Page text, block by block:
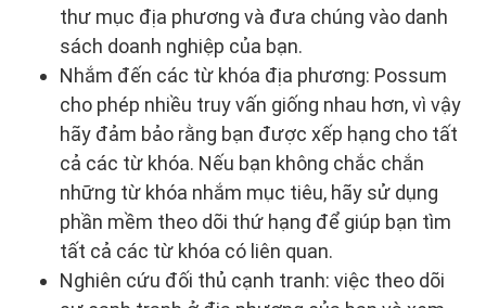
thư mục địa phương và đưa chúng vào danh
sách doanh nghiệp của bạn.
Nhắm đến các từ khóa địa phương: Possum
cho phép nhiều truy vấn giống nhau hơn, vì vậy
hãy đảm bảo rằng bạn được xếp hạng cho tất
cả các từ khóa. Nếu bạn không chắc chắn
những từ khóa nhắm mục tiêu, hãy sử dụng
phần mềm theo dõi thứ hạng để giúp bạn tìm
tất cả các từ khóa có liên quan.
Nghiên cứu đối thủ cạnh tranh: việc theo dõi